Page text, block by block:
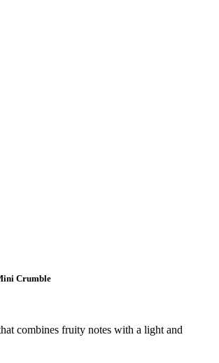
Crumble
combines fruity notes with a light and